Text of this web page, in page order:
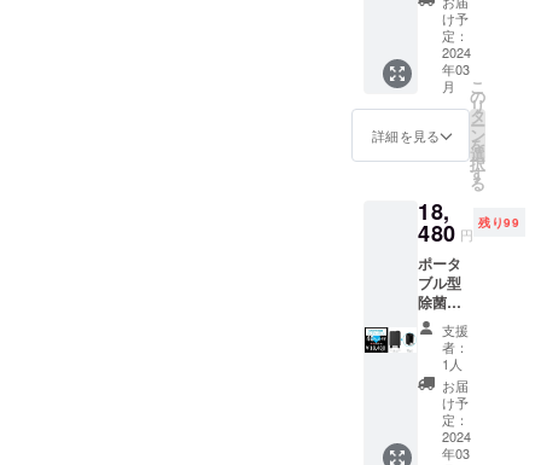
理させ
ていた
だきま
す。修
理のご
には、
保証書
さい。
●保障期
間経過
後の修
理 修理
が可能
な場合
は、ご
要望に
より有
料で修
理いた
しま
書添
付） 保
証につ
いて ■
保証書
取扱説
明書に
ていま
す。保
はお買
い上げ
日から1
年間で
す。 ■
修理を
依頼さ
れると
きは ●
保障期
（長さ:
1.8m）
、フロ
ントパ
ネル×１
個​（本
ド×１個​
（本体
済）​、
吊り下
げフッ
ク×１個​
・取扱
説明書
（保証
書添
付） 保
証につ
ト】＋
専用モ
バイル
バッテ
リー
セット
・本
体：光
タブル
型除菌
脱臭機
・付属
品：活
性炭光
触媒
フィル
ター×１
個（本
体装着
済）​、
ACアダ
プター×
け予
定：
2024
年03
月
詳細を見る
こ
の
リ
タ
ー
ン
を
選
択
す
る
18,
480 円
残り99
ポータ
ブル型
除菌脱
臭機
【カ
ラー：
ブラッ
ク】＋
専用モ
バイル
バッテ
支援
者：
1人
お届
け予
定：
2024
年03